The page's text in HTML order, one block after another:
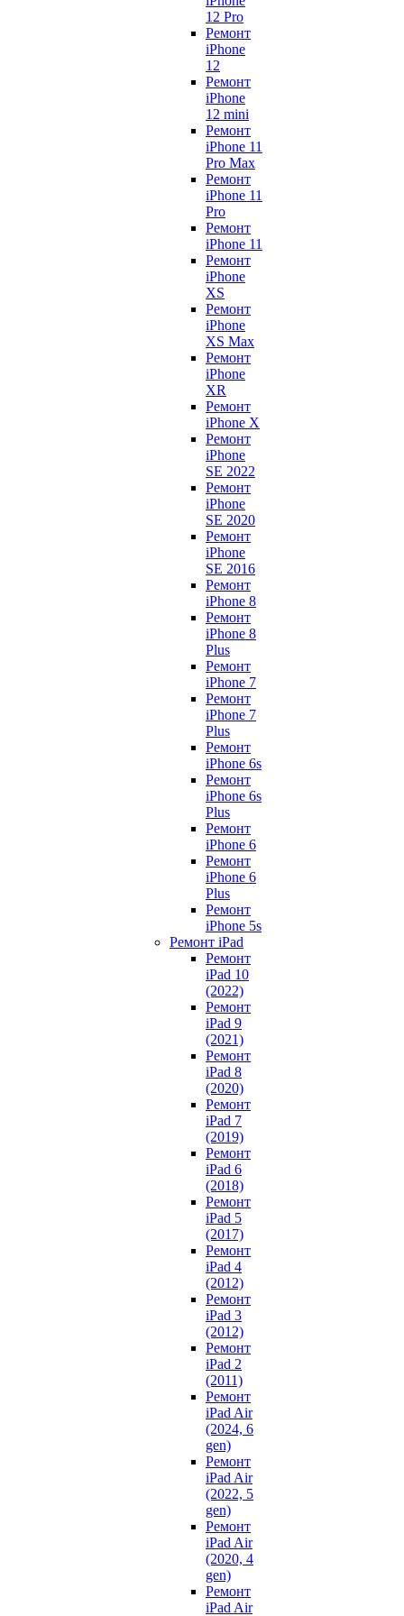
12 Pro
Ремонт
iPhone
12
Ремонт
iPhone
12 mini
Ремонт
iPhone 11
Pro Max
Ремонт
iPhone 11
Pro
Ремонт
iPhone 11
Ремонт
iPhone
XS
Ремонт
iPhone
XS Max
Ремонт
iPhone
XR
Ремонт
iPhone X
Ремонт
iPhone
SE 2022
Ремонт
iPhone
SE 2020
Ремонт
iPhone
SE 2016
Ремонт
iPhone 8
Ремонт
iPhone 8
Plus
Ремонт
iPhone 7
Ремонт
iPhone 7
Plus
Ремонт
iPhone 6s
Ремонт
iPhone 6s
Plus
Ремонт
iPhone 6
Ремонт
iPhone 6
Plus
Ремонт
iPhone 5s
Ремонт iPad
Ремонт
iPad 10
(2022)
Ремонт
iPad 9
(2021)
Ремонт
iPad 8
(2020)
Ремонт
iPad 7
(2019)
Ремонт
iPad 6
(2018)
Ремонт
iPad 5
(2017)
Ремонт
iPad 4
(2012)
Ремонт
iPad 3
(2012)
Ремонт
iPad 2
(2011)
Ремонт
iPad Air
(2024, 6
gen)
Ремонт
iPad Air
(2022, 5
gen)
Ремонт
iPad Air
(2020, 4
gen)
Ремонт
iPad Air